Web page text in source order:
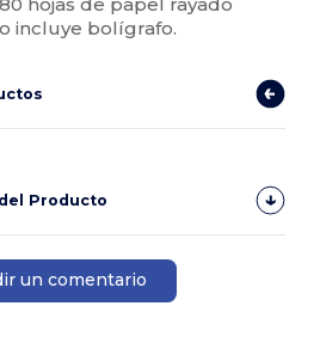
incluye bolígrafo.
Producto
un comentario